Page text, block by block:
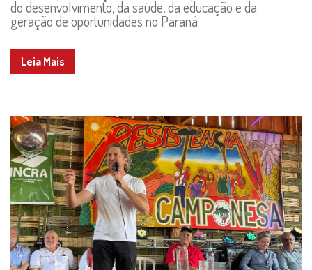
do desenvolvimento, da saúde, da educação e da
geração de oportunidades no Paraná
Leia Mais